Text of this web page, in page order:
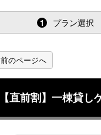
1 プラン選択
前のページへ
【直前割】一棟貸